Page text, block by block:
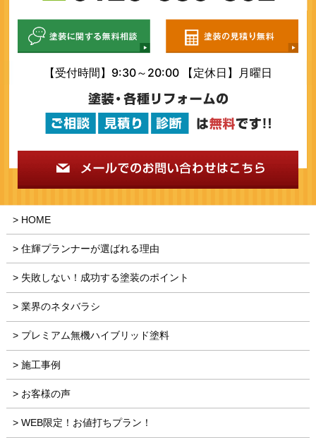
【受付時間】9:30～20:00 【定休日】月曜日
HOME
住輝プランナーが選ばれる理由
失敗しない！成功する塗装のポイント
業界のネタバラシ
プレミアム無機ハイブリッド塗料
施工事例
お客様の声
WEB限定！お値打ちプラン！